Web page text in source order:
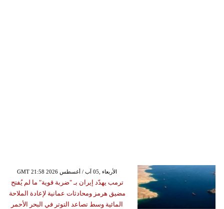
GMT 21:58 2026 الأربعاء ,05 آب / أغسطس
ترمب يهدّد إيران بـ "ضربة قوية" ما لم يُفتح
مضيق هرمز ومحادثات عمانية لإعادة الملاحة
المائية وسط تصاعد التوتر في البحر الأحمر